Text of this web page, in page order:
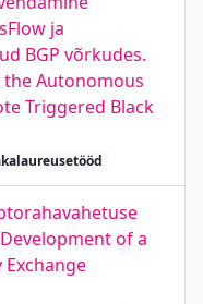
ja
BGP võrkudes.
Autonomous
Triggered Black
of a